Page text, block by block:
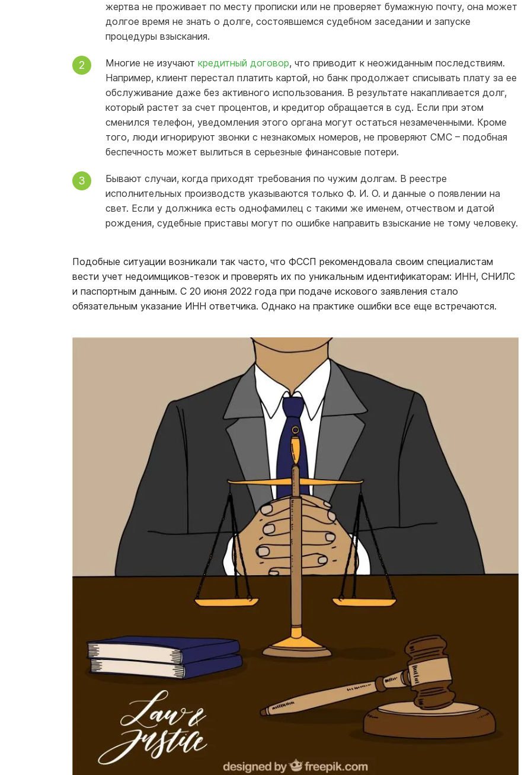
жертва не проживает по месту прописки или не проверяет бумажную почту, она может
долгое время не знать о долге, состоявшемся судебном заседании и запуске
процедуры взыскания.
Многие не изучают кредитный договор, что приводит к неожиданным последствиям.
Например, клиент перестал платить картой, но банк продолжает списывать плату за ее
обслуживание даже без активного использования. В результате накапливается долг,
который растет за счет процентов, и кредитор обращается в суд. Если при этом
сменился телефон, уведомления этого органа могут остаться незамеченными. Кроме
того, люди игнорируют звонки с незнакомых номеров, не проверяют СМС – подобная
беспечность может вылиться в серьезные финансовые потери.
Бывают случаи, когда приходят требования по чужим долгам. В реестре
исполнительных производств указываются только Ф. И. О. и данные о появлении на
свет. Если у должника есть однофамилец с такими же именем, отчеством и датой
рождения, судебные приставы могут по ошибке направить взыскание не тому человеку.
Подобные ситуации возникали так часто, что ФССП рекомендовала своим специалистам
вести учет недоимщиков-тезок и проверять их по уникальным идентификаторам: ИНН, СНИЛС
и паспортным данным. С 20 июня 2022 года при подаче искового заявления стало
обязательным указание ИНН ответчика. Однако на практике ошибки все еще встречаются.